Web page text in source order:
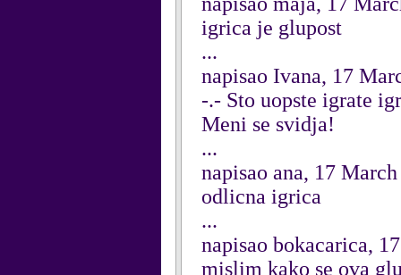
igrica je glupost
...
napisao Ivana, 17
-.- Sto uopste igrate
Meni se svidja!
...
napisao ana, 17
odlicna igrica
...
napisao bokacarica,
mislim kako se ova